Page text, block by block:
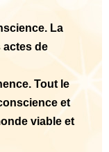
La
actes de
Tout le
et
viable et